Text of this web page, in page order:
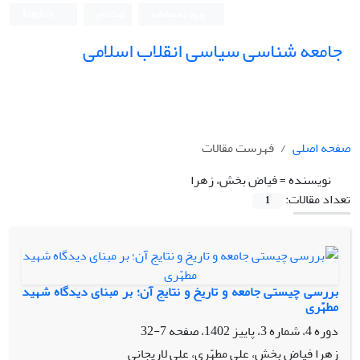
جامعه شناسی سیاسی انقلاب اسلامی
صفحه اصلی
فهرست مقالات
نویسنده =فیاض بخش، زهرا
تعداد مقالات:
1
بررسی چیستی جامعه و تاریخ و نتایج آن؛ بر مبنای دیدگاه شهید
مطهّری
دوره 4، شماره 3، پاییز 1402، صفحه
7-32
زهرا فیاض بخش، علی مطهّری، علی لاریجانی